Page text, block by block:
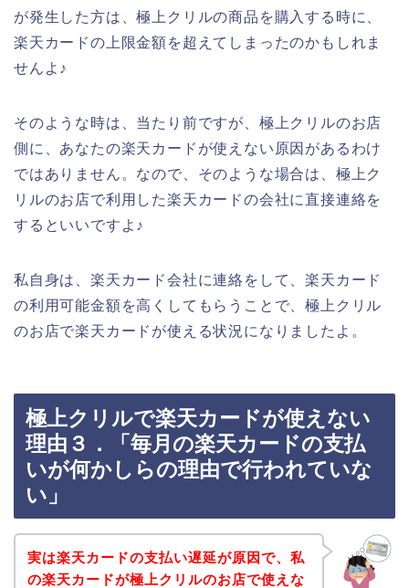
が発生した方は、極上クリルの商品を購入する時に、
楽天カードの上限金額を超えてしまったのかもしれま
せんよ♪
そのような時は、当たり前ですが、極上クリルのお店
側に、あなたの楽天カードが使えない原因があるわけ
ではありません。なので、そのような場合は、極上ク
リルのお店で利用した楽天カードの会社に直接連絡を
するといいですよ♪
私自身は、楽天カード会社に連絡をして、楽天カード
の利用可能金額を高くしてもらうことで、極上クリル
のお店で楽天カードが使える状況になりましたよ。
極上クリルで楽天カードが使えない
理由３．「毎月の楽天カードの支払
いが何かしらの理由で行われていな
い」
実は楽天カードの支払い遅延が原因で、私
の楽天カードが極上クリルのお店で使えな